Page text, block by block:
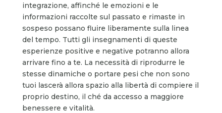
integrazione, affinché le emozioni e le
informazioni raccolte sul passato e rimaste in
sospeso possano fluire liberamente sulla linea
del tempo. Tutti gli insegnamenti di queste
esperienze positive e negative potranno allora
arrivare fino a te. La necessità di riprodurre le
stesse dinamiche o portare pesi che non sono
tuoi lascerà allora spazio alla libertà di compiere il
proprio destino, il ché da accesso a maggiore
benessere e vitalità.